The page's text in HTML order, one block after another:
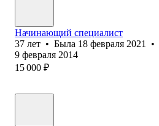
Начинающий специалист
37 лет • Была 18 февраля 2021 •
9 февраля 2014
15 000 ₽